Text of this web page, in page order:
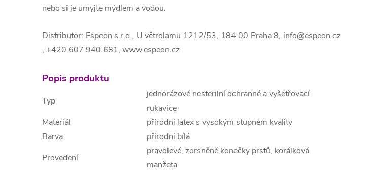
nebo si je umyjte mýdlem a vodou.
Distributor: Espeon s.r.o., U větrolamu 1212/53, 184 00 Praha 8, info@espeon.cz
, +420 607 940 681, www.espeon.cz
Popis produktu
Typ
jednorázové nesterilní ochranné a vyšetřovací
rukavice
Materiál
přírodní latex s vysokým stupněm kvality
Barva
přírodní bílá
Provedení
pravolevé, zdrsněné konečky prstů, korálková
manžeta